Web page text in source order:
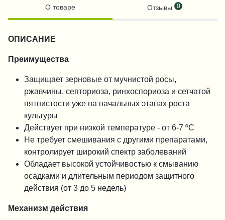
О товаре Отзывы 0
ОПИСАНИЕ
Преимущества
Защищает зерновые от мучнистой росы,
ржавчины, септориоза, ринхоспориоза и сетчатой
пятнистости уже на начальных этапах роста
культуры
Действует при низкой температуре - от 6-7 ºC
Не требует смешивания с другими препаратами,
контролирует широкий спектр заболеваний
Обладает высокой устойчивостью к смыванию
осадками и длительным периодом защитного
действия (от 3 до 5 недель)
Механизм действия